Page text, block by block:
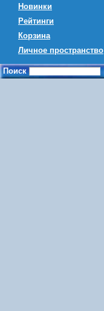
Новинки
Рейтинги
Корзина
Личное пространство
Поиск